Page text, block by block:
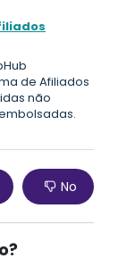
de Afiliados
não
No